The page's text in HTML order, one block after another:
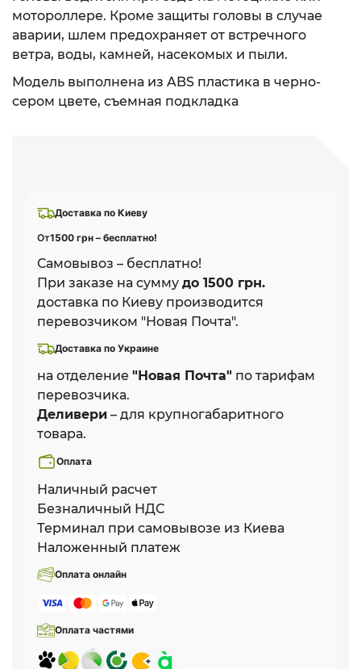
Доставка по Киеву
От1500 грн – бесплатно!
Самовывоз – бесплатно!
При заказе на сумму до 1500 грн.
доставка по Киеву производится
перевозчиком "Новая Почта".
Доставка по Украине
на отделение "Новая Почта" по тарифам
перевозчика.
Деливери – для крупногабаритного
товара.
Оплата
Наличный расчет
Безналичный НДС
Терминал при самовывозе из Киева
Наложенный платеж
Оплата онлайн
Оплата частями
мотороллере. Кроме защиты головы в случае
аварии, шлем предохраняет от встречного
ветра, воды, камней, насекомых и пыли.
Модель выполнена из ABS пластика в черно-
сером цвете, съемная подкладка